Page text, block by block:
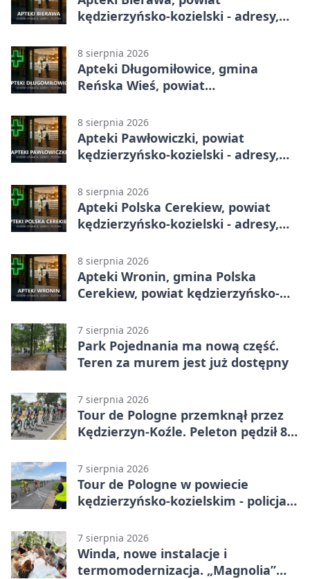
kędzierzyńsko-kozielski - adresy,
8 sierpnia 2026
Apteki Długomiłowice, gmina
Reńska Wieś, powiat
telefony, godziny otwarcia
8 sierpnia 2026
Apteki Pawłowiczki, powiat
kędzierzyńsko-kozielski - adresy,
8 sierpnia 2026
Apteki Polska Cerekiew, powiat
kędzierzyńsko-kozielski - adresy,
8 sierpnia 2026
Apteki Wronin, gmina Polska
Cerekiew, powiat kędzierzyńsko-
otwarcia
7 sierpnia 2026
Park Pojednania ma nową część.
Teren za murem jest już dostępny
7 sierpnia 2026
Tour de Pologne przemknął przez
Kędzierzyn-Koźle. Peleton pędził 80
7 sierpnia 2026
Tour de Pologne w powiecie
kędzierzyńsko-kozielskim - policja
7 sierpnia 2026
Winda, nowe instalacje i
termomodernizacja. „Magnolia”